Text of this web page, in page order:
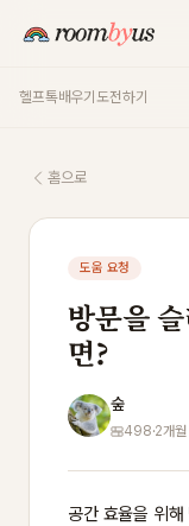
헬프톡배우기도전하기
홈으로
도움 요청
방문을
면?
숲
498·2개월
공간 효율을 위